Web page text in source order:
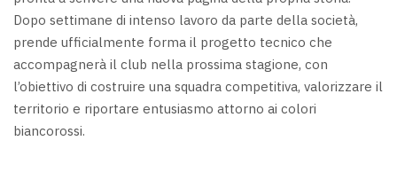
Dopo settimane di intenso lavoro da parte della società,
prende ufficialmente forma il progetto tecnico che
accompagnerà il club nella prossima stagione, con
l’obiettivo di costruire una squadra competitiva, valorizzare il
territorio e riportare entusiasmo attorno ai colori
biancorossi.